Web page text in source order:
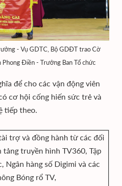
- Vụ GDTC, Bộ GDĐT trao Cờ
Phong Điền - Trưởng Ban Tổ chức
để cho các vận động viên
cơ hội cống hiến sức trẻ và
tiếp theo.
trợ và đồng hành từ các đối
truyền hình TV360, Tập
Ngân hàng số Digimi và các
Bóng rổ TV,